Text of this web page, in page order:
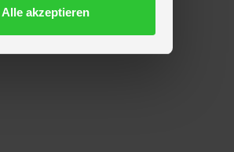
Alle akzeptieren